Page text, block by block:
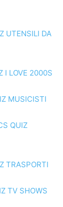
UTENSILI DA
I LOVE 2000S
MUSICISTI
QUIZ
TRASPORTI
TV SHOWS